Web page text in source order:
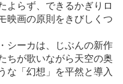
よらず、できるかぎりロ
映画の原則をきびしくつ
シーカは、じぶんの新作
ちが歌いながら天空の奥
な「幻想」を平然と導入